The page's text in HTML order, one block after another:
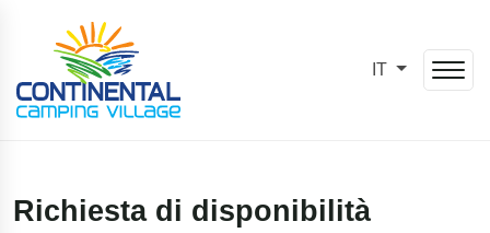
IT
Richiesta di disponibilità